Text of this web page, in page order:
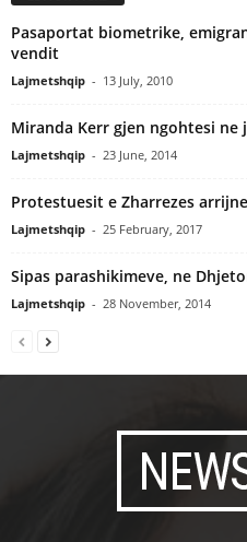
Pasaportat biometrike,
vendit
Lajmetshqip - 13 July, 2010
Miranda Kerr gjen ngohtesi
Lajmetshqip - 23 June, 2014
Protestuesit e Zharrezes
Lajmetshqip - 25 February, 2017
Sipas parashikimeve, ne
Lajmetshqip - 28 November, 2014